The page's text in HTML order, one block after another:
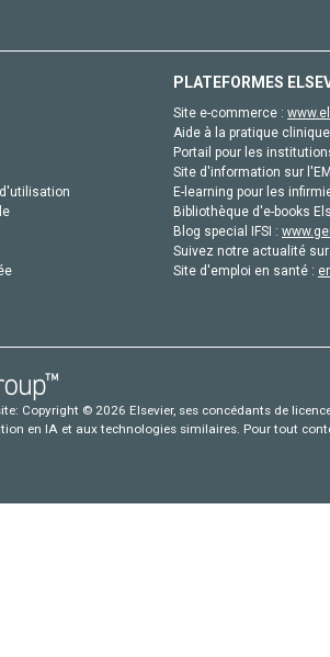
PLATEFORMES
Site e-commerce :
Aide à la pratique
Portail pour les
Site d'information sur
E-learning pour les
Bibliothèque d'e-books
Blog special IFSI :
Suivez notre actualité
Site d'emploi en santé :
Copyright © 2026 Elsevier, ses concédants de
en IA et aux technologies similaires. Pour tout